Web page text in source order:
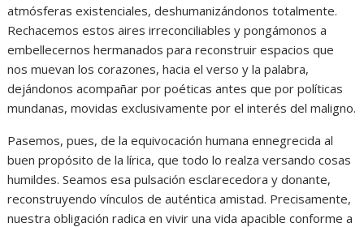
atmósferas existenciales, deshumanizándonos totalmente.
Rechacemos estos aires irreconciliables y pongámonos a
embellecernos hermanados para reconstruir espacios que
nos muevan los corazones, hacia el verso y la palabra,
dejándonos acompañar por poéticas antes que por políticas
mundanas, movidas exclusivamente por el interés del maligno.
Pasemos, pues, de la equivocación humana ennegrecida al
buen propósito de la lírica, que todo lo realza versando cosas
humildes. Seamos esa pulsación esclarecedora y donante,
reconstruyendo vínculos de auténtica amistad. Precisamente,
nuestra obligación radica en vivir una vida apacible conforme a